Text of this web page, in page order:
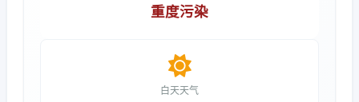
重度污染
白天天气